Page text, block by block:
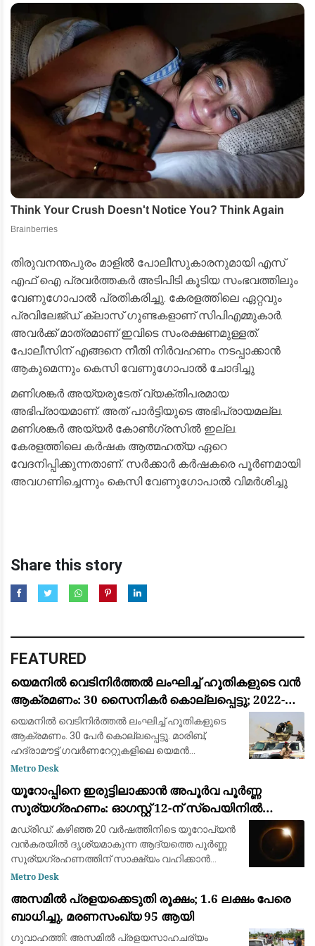
തിരുവനന്തപുരം മാളിൽ പോലീസുകാരനുമായി എസ്
എഫ് ഐ പ്രവർത്തകർ അടിപിടി കൂടിയ സംഭവത്തിലും
വേണുഗോപാൽ പ്രതികരിച്ചു. കേരളത്തിലെ ഏറ്റവും
പ്രവിലേജ്ഡ് ക്ലാസ് ഗുണ്ടകളാണ് സിപിഎമ്മുകാർ.
അവർക്ക് മാത്രമാണ് ഇവിടെ സംരക്ഷണമുള്ളത്.
പോലീസിന് എങ്ങനെ നീതി നിർവഹണം നടപ്പാക്കാൻ
ആകുമെന്നും കെസി വേണുഗോപാൽ ചോദിച്ചു
മണിശങ്കർ അയ്യരുടേത് വ്യക്തിപരമായ
അഭിപ്രായമാണ്. അത് പാർട്ടിയുടെ അഭിപ്രായമല്ല.
മണിശങ്കർ അയ്യർ കോൺഗ്രസിൽ ഇല്ല.
കേരളത്തിലെ കർഷക ആത്മഹത്യ ഏറെ
വേദനിപ്പിക്കുന്നതാണ്. സർക്കാർ കർഷകരെ പൂർണമായി
അവഗണിച്ചെന്നും കെസി വേണുഗോപാൽ വിമർശിച്ചു
Share this story
FEATURED
യെമനിൽ വെടിനിർത്തൽ ലംഘിച്ച് ഹൂതികളുടെ വൻ
ആക്രമണം: 30 സൈനികർ കൊല്ലപ്പെട്ടു; 2022-ന്
ശേഷമുള്ള ഏറ്റവും വലിയ ഏറ്റുമുട്ടൽ
യെമനിൽ വെടിനിർത്തൽ ലംഘിച്ച് ഹൂതികളുടെ
ആക്രമണം. 30 പേർ കൊല്ലപ്പെട്ടു. മാരിബ്,
ഹദ്രാമൗട്ട് ഗവർണറേറ്റുകളിലെ യെമൻ
എമർജൻസി ഫോഴ്‌സ് ക്യാമ്പുകൾക്ക്
വലിയ ആക്രമണമാണിത്
Metro Desk
യൂറോപ്പിനെ ഇരുട്ടിലാക്കാൻ അപൂർവ പൂർണ്ണ
സൂര്യഗ്രഹണം: ഓഗസ്റ്റ് 12-ന് സ്പെയിനിൽ
പ്രകൃതിയുടെ വിസ്മയക്കാഴ്ച
മഡ്രിഡ്: കഴിഞ്ഞ 20 വർഷത്തിനിടെ യൂറോപ്യൻ
വൻകരയിൽ ദൃശ്യമാകുന്ന ആദ്യത്തെ പൂർണ്ണ
സൂര്യഗ്രഹണത്തിന് സാക്ഷ്യം വഹിക്കാൻ
ഒരുങ്ങി ശാസ്ത്രലോകവും ആകാശപ്രേമികളും.
മറയ്ക
Metro Desk
അസമിൽ പ്രളയക്കെടുതി രൂക്ഷം; 1.6 ലക്ഷം പേരെ
ബാധിച്ചു, മരണസംഖ്യ 95 ആയി
ഗുവാഹത്തി: അസമിൽ പ്രളയസാഹചര്യം